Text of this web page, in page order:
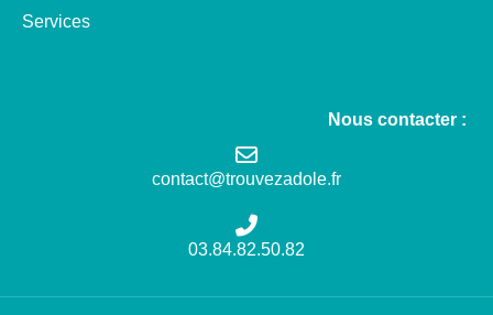
Services
Nous contacter :
contact@trouvezadole.fr
03.84.82.50.82